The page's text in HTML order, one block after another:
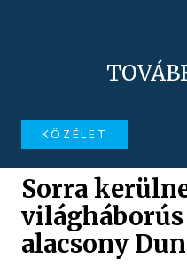
KÖZÉLET
Sorra
alacsony